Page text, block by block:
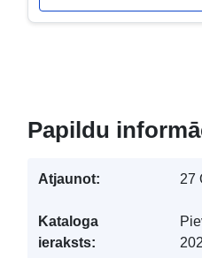
Papildu
Atjaunot: 27
Kataloga
ieraksts: